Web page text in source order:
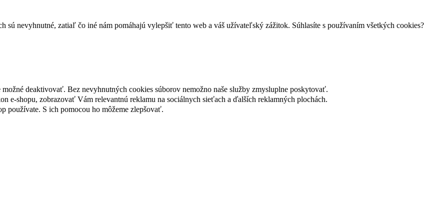
sú nevyhnutné, zatiaľ čo iné nám pomáhajú vylepšiť tento web a váš užívateľský zážitok. Súhlasíte s používaním všetkých cookies?
možné deaktivovať. Bez nevyhnutných cookies súborov nemožno naše služby zmysluplne poskytovať.
e-shopu, zobrazovať Vám relevantnú reklamu na sociálnych sieťach a ďalších reklamných plochách.
používate. S ich pomocou ho môžeme zlepšovať.